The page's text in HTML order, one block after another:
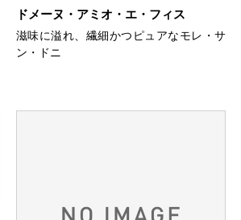
ドメーヌ・アミオ・エ・フィス
滋味に溢れ、繊細かつピュアなモレ・サ
ン・ドニ